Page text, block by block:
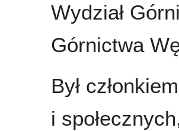
Wydział
Górnictwa
Był
i